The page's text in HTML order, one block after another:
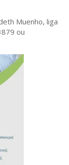
Muenho, liga
ou